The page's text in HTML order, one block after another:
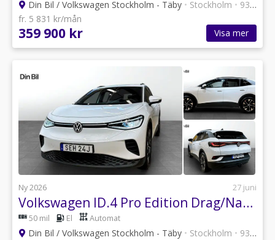
Din Bil / Volkswagen Stockholm - Täby • Stockholm • 93 annonser
fr. 5 831 kr/mån
359 900 kr Visa mer
Ny 2026 27 juni
Volkswagen ID.4 Pro Edition Drag/Navigation
50 mil El Automat
Din Bil / Volkswagen Stockholm - Täby • Stockholm • 93 annonser